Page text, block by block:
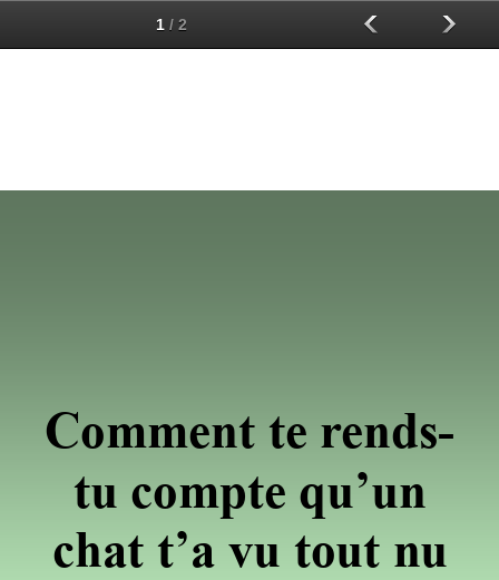
Comment te rends-
tu compte qu’un
chat t’a vu tout nu
1 / 2